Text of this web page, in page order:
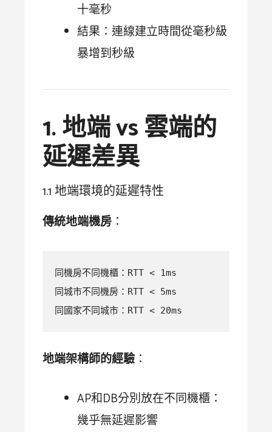
十毫秒
結果：連線建立時間從毫秒級
暴增到秒級
1. 地端 vs 雲端的
延遲差異
1.1 地端環境的延遲特性
傳統地端機房 ：
同機房不同機櫃：RTT < 1ms
同城市不同機房：RTT < 5ms
同國家不同城市：RTT < 20ms
地端架構師的經驗 ：
AP和DB分別放在不同機櫃：
幾乎無延遲影響